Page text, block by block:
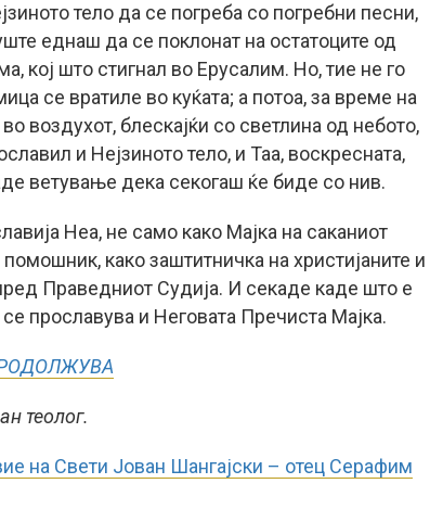
тело да се погреба со погребни песни,
еднаш да се поклонат на остатоците од
кој што стигнал во Ерусалим. Но, тие не го
се вратиле во куќата; а потоа, за време на
воздухот, блескајќи со светлина од небото,
и Нејзиното тело, и Таа, воскресната,
ветување дека секогаш ќе биде со нив.
Неа, не само како Мајка на саканиот
како заштитничка на христијаните и
Праведниот Судија. И секаде каде што е
прославува и Неговата Пречиста Мајка.
теолог.
на Свети Јован Шангајски – отец Серафим